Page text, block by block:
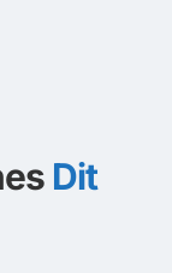
Dit